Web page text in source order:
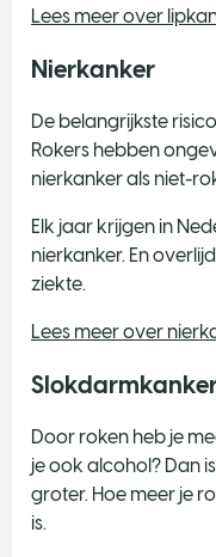
Lees meer over
Nierkanker
De belangrijkste
Rokers hebben
nierkanker als niet-
Elk jaar krijgen in
nierkanker. En
ziekte.
Lees meer over
Door roken heb je
je ook alcohol? Dan
groter. Hoe meer je
is.